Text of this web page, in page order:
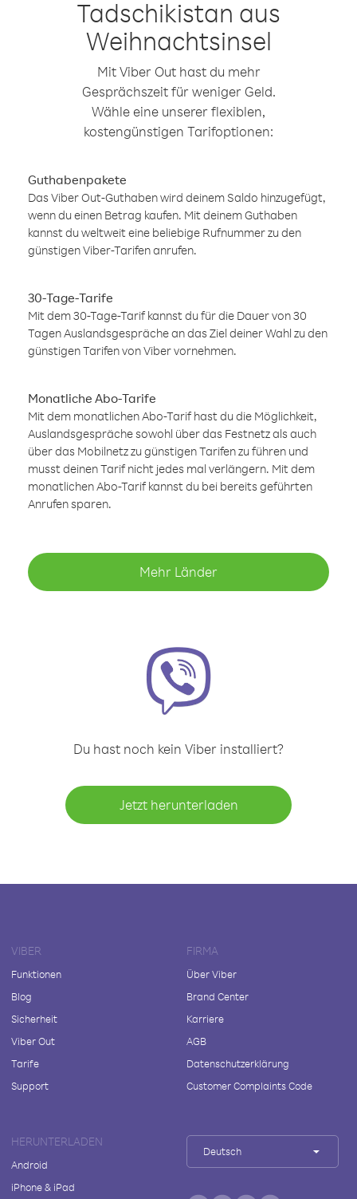
Tadschikistan aus
Weihnachtsinsel
Mit Viber Out hast du mehr
Gesprächszeit für weniger Geld.
Wähle eine unserer flexiblen,
kostengünstigen Tarifoptionen:
Guthabenpakete
Das Viber Out-Guthaben wird deinem Saldo hinzugefügt,
wenn du einen Betrag kaufen. Mit deinem Guthaben
kannst du weltweit eine beliebige Rufnummer zu den
günstigen Viber-Tarifen anrufen.
30-Tage-Tarife
Mit dem 30-Tage-Tarif kannst du für die Dauer von 30
Tagen Auslandsgespräche an das Ziel deiner Wahl zu den
günstigen Tarifen von Viber vornehmen.
Monatliche Abo-Tarife
Mit dem monatlichen Abo-Tarif hast du die Möglichkeit,
Auslandsgespräche sowohl über das Festnetz als auch
über das Mobilnetz zu günstigen Tarifen zu führen und
musst deinen Tarif nicht jedes mal verlängern. Mit dem
monatlichen Abo-Tarif kannst du bei bereits geführten
Anrufen sparen.
Mehr Länder
Du hast noch kein Viber installiert?
Jetzt herunterladen
VIBER
Funktionen
Blog
Sicherheit
Viber Out
Tarife
Support
FIRMA
Über Viber
Brand Center
Karriere
AGB
Datenschutzerklärung
Customer Complaints Code
HERUNTERLADEN
Android
iPhone & iPad
Deutsch